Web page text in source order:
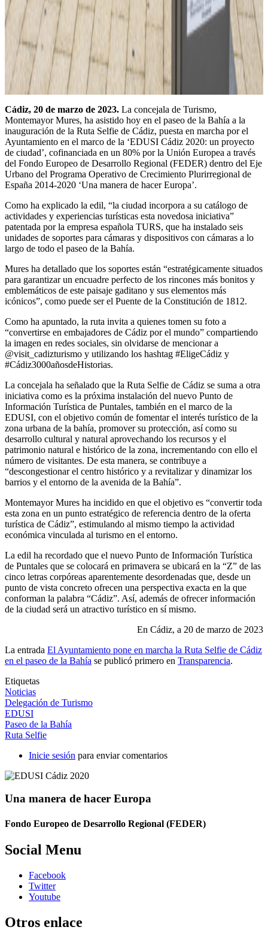
Cádiz, 20 de marzo de 2023. La concejala de Turismo,
Montemayor Mures, ha asistido hoy en el paseo de la Bahía a la
inauguración de la Ruta Selfie de Cádiz, puesta en marcha por el
Ayuntamiento en el marco de la ‘EDUSI Cádiz 2020: un proyecto
de ciudad’, cofinanciada en un 80% por la Unión Europea a través
del Fondo Europeo de Desarrollo Regional (FEDER) dentro del Eje
Urbano del Programa Operativo de Crecimiento Plurirregional de
España 2014-2020 ‘Una manera de hacer Europa’.
Como ha explicado la edil, “la ciudad incorpora a su catálogo de
actividades y experiencias turísticas esta novedosa iniciativa”
patentada por la empresa española TURS, que ha instalado seis
unidades de soportes para cámaras y dispositivos con cámaras a lo
largo de todo el paseo de la Bahía.
Mures ha detallado que los soportes están “estratégicamente situados
para garantizar un encuadre perfecto de los rincones más bonitos y
emblemáticos de este paisaje gaditano y sus elementos más
icónicos”, como puede ser el Puente de la Constitución de 1812.
Como ha apuntado, la ruta invita a quienes tomen su foto a
“convertirse en embajadores de Cádiz por el mundo” compartiendo
la imagen en redes sociales, sin olvidarse de mencionar a
@visit_cadizturismo y utilizando los hashtag #EligeCádiz y
#Cádiz3000añosdeHistorias.
La concejala ha señalado que la Ruta Selfie de Cádiz se suma a otra
iniciativa como es la próxima instalación del nuevo Punto de
Información Turística de Puntales, también en el marco de la
EDUSI, con el objetivo común de fomentar el interés turístico de la
zona urbana de la bahía, promover su protección, así como su
desarrollo cultural y natural aprovechando los recursos y el
patrimonio natural e histórico de la zona, incrementando con ello el
número de visitantes. De esta manera, se contribuye a
“descongestionar el centro histórico y a revitalizar y dinamizar los
barrios y el entorno de la avenida de la Bahía”.
Montemayor Mures ha incidido en que el objetivo es “convertir toda
esta zona en un punto estratégico de referencia dentro de la oferta
turística de Cádiz”, estimulando al mismo tiempo la actividad
económica vinculada al turismo en el entorno.
La edil ha recordado que el nuevo Punto de Información Turística
de Puntales que se colocará en primavera se ubicará en la “Z” de las
cinco letras corpóreas aparentemente desordenadas que, desde un
punto de vista concreto ofrecen una perspectiva exacta en la que
conforman la palabra “Cádiz”. Así, además de ofrecer información
de la ciudad será un atractivo turístico en sí mismo.
En Cádiz, a 20 de marzo de 2023
La entrada El Ayuntamiento pone en marcha la Ruta Selfie de Cádiz
en el paseo de la Bahía se publicó primero en Transparencia.
Etiquetas
Noticias
Delegación de Turismo
EDUSI
Paseo de la Bahía
Ruta Selfie
Inicie sesión para enviar comentarios
Una manera de hacer Europa
Fondo Europeo de Desarrollo Regional (FEDER)
Social Menu
Facebook
Twitter
Youtube
Otros enlace